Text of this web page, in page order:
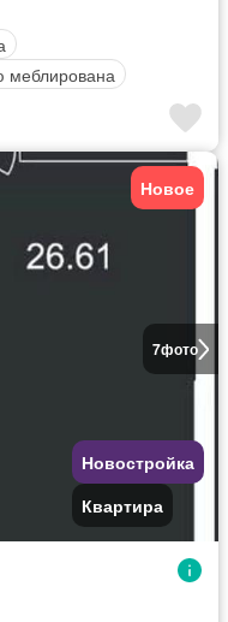
меблирована
7фото
Новое
Новостройка
Квартира